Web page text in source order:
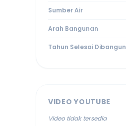
Sumber Air
Arah Bangunan
Tahun Selesai Dibangun
VIDEO YOUTUBE
Video tidak tersedia